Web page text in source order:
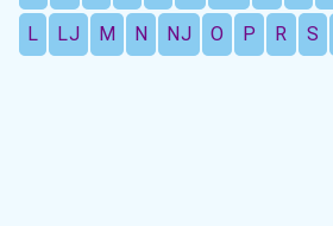
L LJ M N NJ O P R S